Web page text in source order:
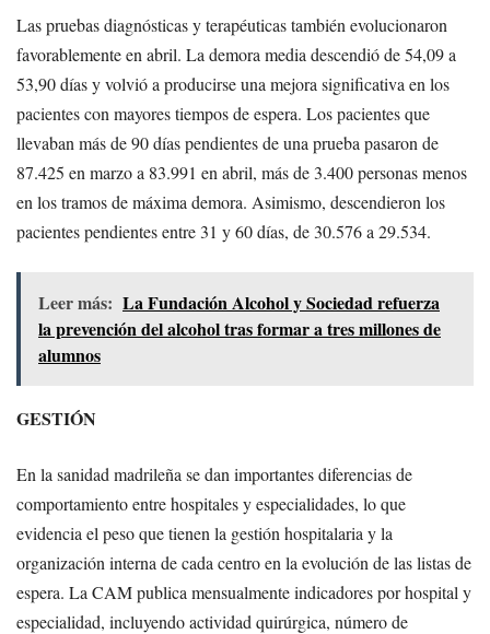
Las pruebas diagnósticas y terapéuticas también evolucionaron
favorablemente en abril. La demora media descendió de 54,09 a
53,90 días y volvió a producirse una mejora significativa en los
pacientes con mayores tiempos de espera. Los pacientes que
llevaban más de 90 días pendientes de una prueba pasaron de
87.425 en marzo a 83.991 en abril, más de 3.400 personas menos
en los tramos de máxima demora. Asimismo, descendieron los
pacientes pendientes entre 31 y 60 días, de 30.576 a 29.534.
Leer más: La Fundación Alcohol y Sociedad refuerza
la prevención del alcohol tras formar a tres millones de
alumnos
GESTIÓN
En la sanidad madrileña se dan importantes diferencias de
comportamiento entre hospitales y especialidades, lo que
evidencia el peso que tienen la gestión hospitalaria y la
organización interna de cada centro en la evolución de las listas de
espera. La CAM publica mensualmente indicadores por hospital y
especialidad, incluyendo actividad quirúrgica, número de